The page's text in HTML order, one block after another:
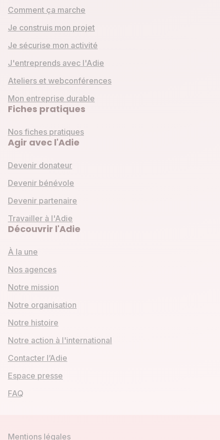
Comment ça marche
Je construis mon projet
Je sécurise mon activité
J'entreprends avec l'Adie
Ateliers et webconférences
Mon entreprise durable
Fiches pratiques
Nos fiches pratiques
Agir avec l'Adie
Devenir donateur
Devenir bénévole
Devenir partenaire
Travailler à l'Adie
Découvrir l'Adie
À la une
Nos agences
Notre mission
Notre organisation
Notre histoire
Notre action à l'international
Contacter l’Adie
Espace presse
FAQ
Mentions légales